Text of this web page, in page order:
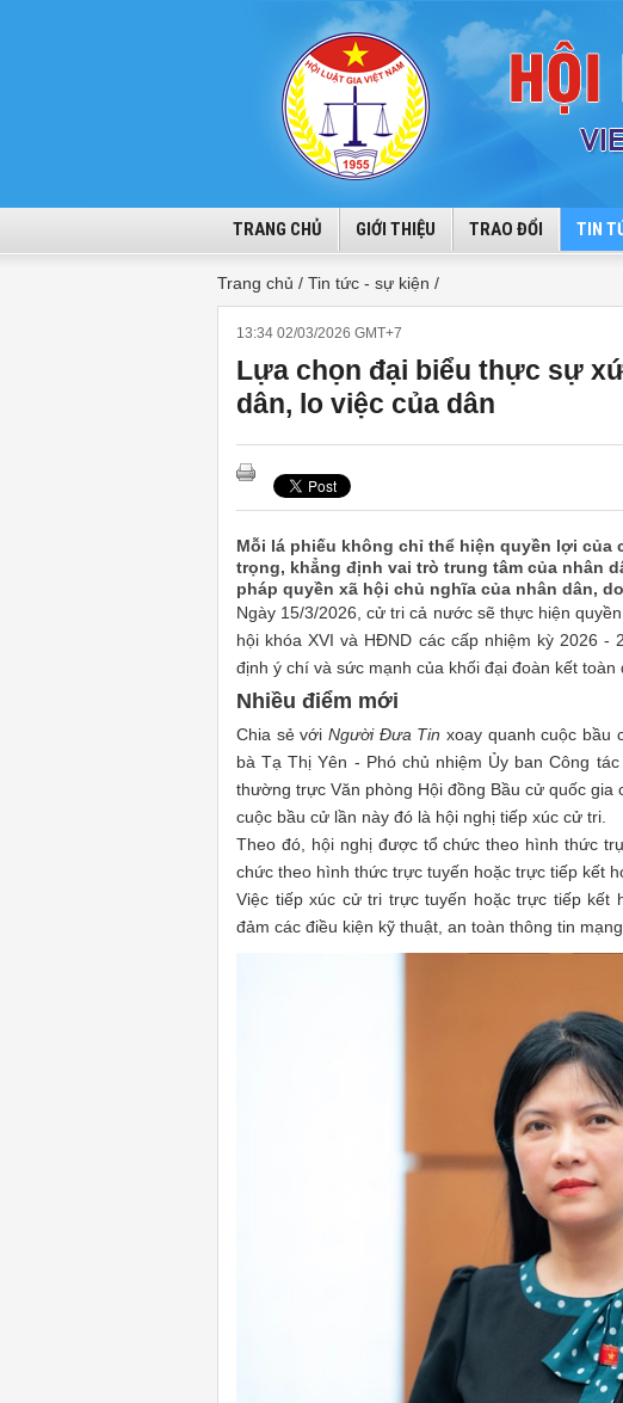
TRANG CHỦ GIỚI THIỆU TRAO ĐỔI TIN
Trang chủ / Tin tức - sự kiện /
13:34 02/03/2026 GMT+7
Lựa chọn đại biểu thực sự
dân, lo việc của dân
Mỗi lá phiếu không chỉ thể hiện quyền lợi của
trọng, khẳng định vai trò trung tâm của nhân
pháp quyền xã hội chủ nghĩa của nhân dân,
Ngày 15/3/2026, cử tri cả nước sẽ thực hiện
hội khóa XVI và HĐND các cấp nhiệm kỳ 2026
định ý chí và sức mạnh của khối đại đoàn kết toàn
Nhiều điểm mới
Chia sẻ vớiNgười Đưa Tin xoay quanh cuộc bầu
bà Tạ Thị Yên - Phó chủ nhiệm Ủy ban Công
thường trực Văn phòng Hội đồng Bầu cử quốc
cuộc bầu cử lần này đó là hội nghị tiếp xúc cử tri.
Theo đó, hội nghị được tổ chức theo hình thức
chức theo hình thức trực tuyến hoặc trực tiếp kết
Việc tiếp xúc cử tri trực tuyến hoặc trực tiếp
đảm các điều kiện kỹ thuật, an toàn thông tin